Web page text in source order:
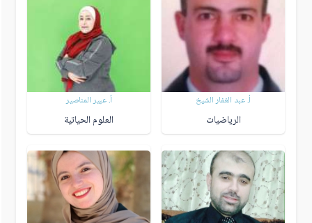
أ. عبد الغفار الشيخ
الرياضيات
أ. عبير المناصير
العلوم الحياتية